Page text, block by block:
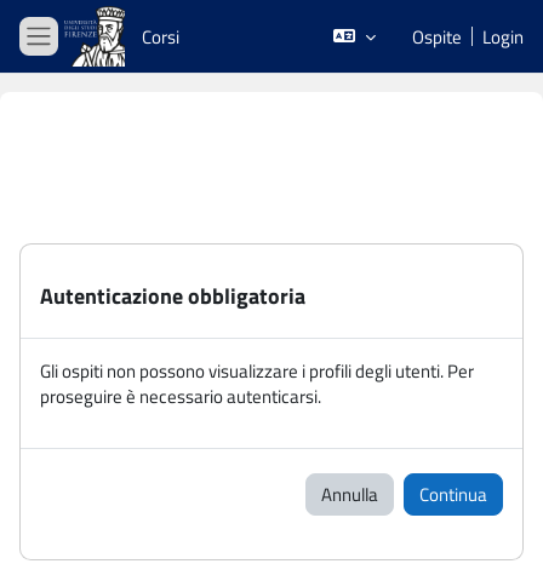
Vai al contenuto principale
Pannello laterale
Corsi Ospite Login
Autenticazione obbligatoria
Gli ospiti non possono visualizzare i profili degli utenti. Per
proseguire è necessario autenticarsi.
Annulla Continua